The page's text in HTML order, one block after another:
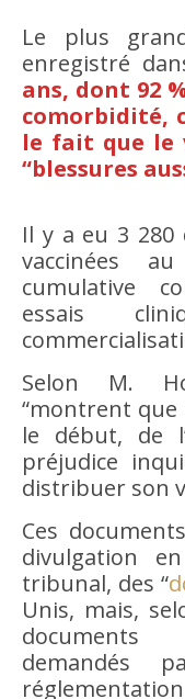
Le plus
enregistré
ans, dont 92
comorbidité,
le fait que le
“blessures
Il y a eu 3 280
vaccinées
cumulative
essais
Selon M.
“montrent que
le début, de
préjudice
distribuer son
Ces
divulgation
tribunal, des “
Unis, mais,
documents
demandés